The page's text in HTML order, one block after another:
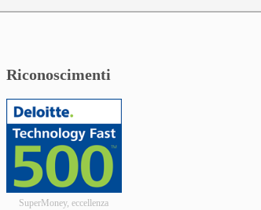
Riconoscimenti
SuperMoney, eccellenza